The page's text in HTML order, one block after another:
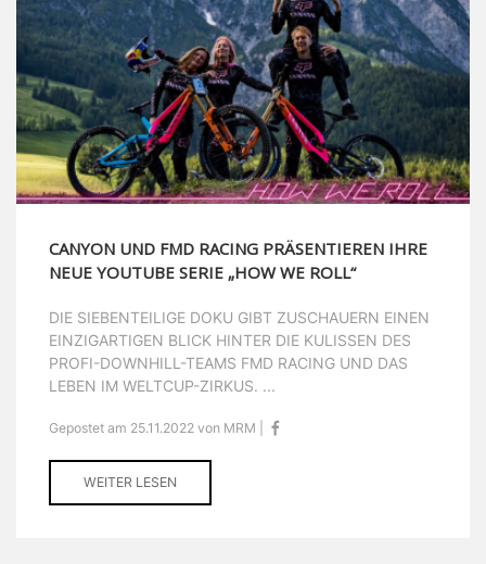
CANYON UND FMD RACING PRÄSENTIEREN IHRE
NEUE YOUTUBE SERIE „HOW WE ROLL“
DIE SIEBENTEILIGE DOKU GIBT ZUSCHAUERN EINEN
EINZIGARTIGEN BLICK HINTER DIE KULISSEN DES
PROFI-DOWNHILL-TEAMS FMD RACING UND DAS
LEBEN IM WELTCUP-ZIRKUS. ...
Gepostet am 25.11.2022 von MRM |
WEITER LESEN